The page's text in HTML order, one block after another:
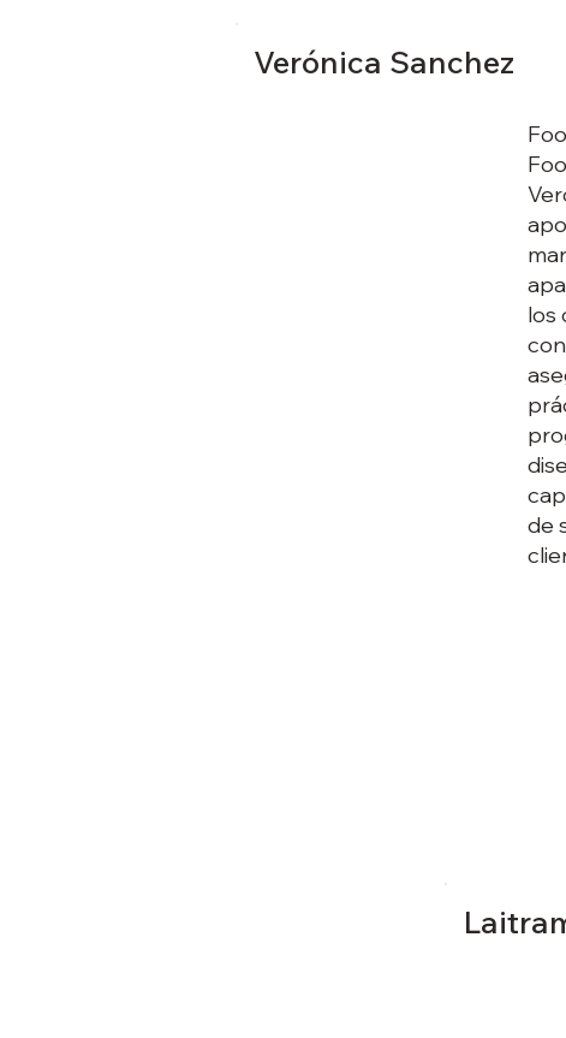
Verónica Sanchez
los
de